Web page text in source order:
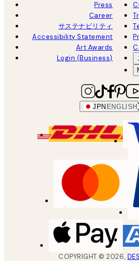
Press
Career
サステナビリティ
Accessibility Statement
Art Awards
Login (Business)
JPN ENGLISH
COPYRIGHT ©2026,